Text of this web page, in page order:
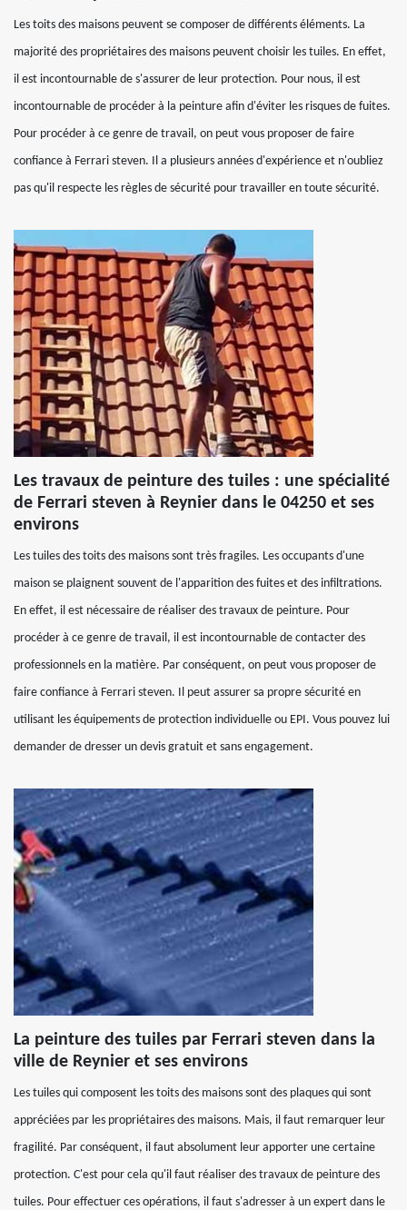
Les toits des maisons peuvent se composer de différents éléments. La
majorité des propriétaires des maisons peuvent choisir les tuiles. En effet,
il est incontournable de s'assurer de leur protection. Pour nous, il est
incontournable de procéder à la peinture afin d'éviter les risques de fuites.
Pour procéder à ce genre de travail, on peut vous proposer de faire
confiance à Ferrari steven. Il a plusieurs années d'expérience et n'oubliez
pas qu'il respecte les règles de sécurité pour travailler en toute sécurité.
Les travaux de peinture des tuiles : une spécialité
de Ferrari steven à Reynier dans le 04250 et ses
environs
Les tuiles des toits des maisons sont très fragiles. Les occupants d'une
maison se plaignent souvent de l'apparition des fuites et des infiltrations.
En effet, il est nécessaire de réaliser des travaux de peinture. Pour
procéder à ce genre de travail, il est incontournable de contacter des
professionnels en la matière. Par conséquent, on peut vous proposer de
faire confiance à Ferrari steven. Il peut assurer sa propre sécurité en
utilisant les équipements de protection individuelle ou EPI. Vous pouvez lui
demander de dresser un devis gratuit et sans engagement.
La peinture des tuiles par Ferrari steven dans la
ville de Reynier et ses environs
Les tuiles qui composent les toits des maisons sont des plaques qui sont
appréciées par les propriétaires des maisons. Mais, il faut remarquer leur
fragilité. Par conséquent, il faut absolument leur apporter une certaine
protection. C'est pour cela qu'il faut réaliser des travaux de peinture des
tuiles. Pour effectuer ces opérations, il faut s'adresser à un expert dans le